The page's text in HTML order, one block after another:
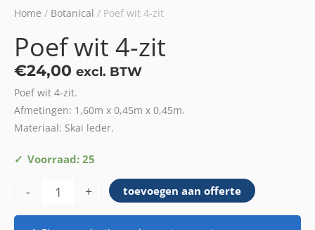
Home / Botanical / Poef wit 4-zit
Poef wit 4-zit
€24,00 excl. BTW
Poef wit 4-zit.
Afmetingen: 1,60m x 0,45m x 0,45m.
Materiaal: Skai leder.
Voorraad: 25
-
Poef
+ toevoegen aan offerte